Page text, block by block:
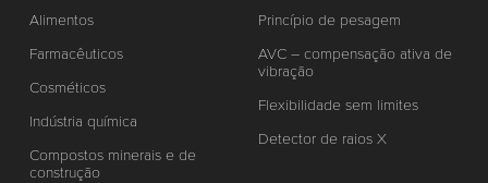
Alimentos
Farmacêuticos
Cosméticos
Indústria química
Compostos minerais e de
construção
Princípio de pesagem
AVC – compensação ativa de
vibração
Flexibilidade sem limites
Detector de raios X